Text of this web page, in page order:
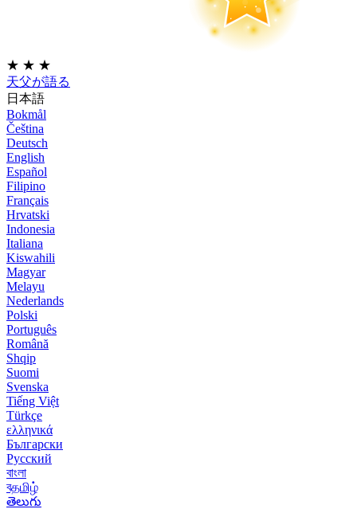
★ ★ ★
天父が語る
日本語
Bokmål
Čeština
Deutsch
English
Español
Filipino
Français
Hrvatski
Indonesia
Italiana
Kiswahili
Magyar
Melayu
Nederlands
Polski
Português
Română
Shqip
Suomi
Svenska
Tiếng Việt
Türkçe
ελληνικά
Български
Русский
বাংলা
বதமிழ்
తెలుగు